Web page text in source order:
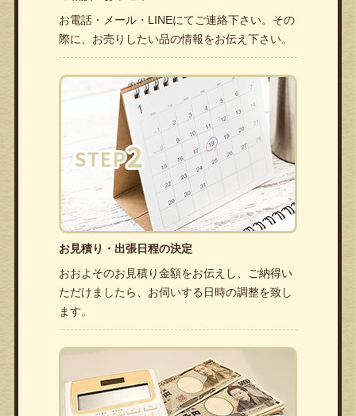
お電話・メール・LINEにてご連絡下さい。その
際に、お売りしたい品の情報をお伝え下さい。
お見積り・出張日程の決定
おおよそのお見積り金額をお伝えし、ご納得い
ただけましたら、お伺いする日時の調整を致し
ます。